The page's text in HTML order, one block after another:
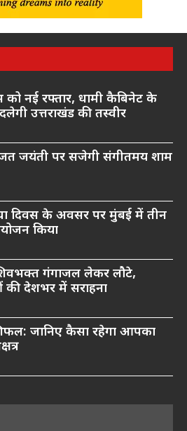
नई रफ्तार, धामी कैबिनेट के
उत्तराखंड की तस्वीर
जयंती पर सजेगी संगीतमय शाम
दिवस के अवसर पर मुंबई में तीन
किया
गंगाजल लेकर लौटे,
की देशभर में सराहना
जानिए कैसा रहेगा आपका